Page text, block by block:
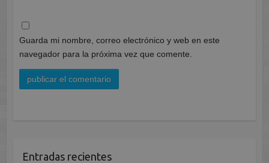
Guarda mi nombre, correo electrónico y web en este
navegador para la próxima vez que comente.
Entradas recientes